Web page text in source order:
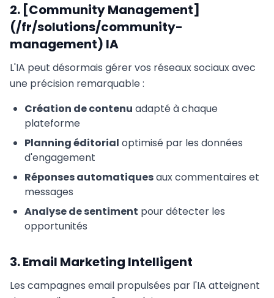
2. [Community Management]
(/fr/solutions/community-
management) IA
L'IA peut désormais gérer vos réseaux sociaux avec
une précision remarquable :
Création de contenu adapté à chaque
plateforme
Planning éditorial optimisé par les données
d'engagement
Réponses automatiquesaux commentaires et
messages
Analyse de sentiment pour détecter les
opportunités
3. Email Marketing Intelligent
Les campagnes email propulsées par l'IA atteignent